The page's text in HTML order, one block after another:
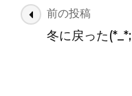
投
稿
前の投稿
冬に戻った(*_*;